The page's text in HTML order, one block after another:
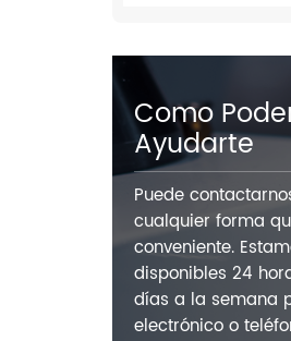
Como
Ayudarte
Puede
cualquier forma
conveniente.
disponibles 24
días a la semana
electrónico o